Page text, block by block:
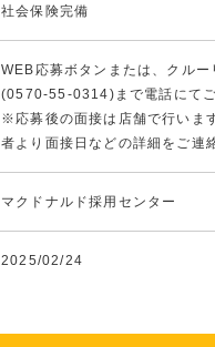
社会保険完備
WEB応募ボタンまたは、クルー
(0570-55-0314)まで電話にてご
※応募後の面接は店舗で行いま
者より面接日などの詳細をご連
マクドナルド採用センター
2025/02/24